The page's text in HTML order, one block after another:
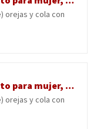
orejas y cola con
Celanisai Disfraz de gato para mujer, lobo cosplay, cola de gato, orejas de gato, divertido, animales falsos, máscaras de piel, máscara Therian con guantes de cola, máscara para gatos, juego de
orejas y cola con